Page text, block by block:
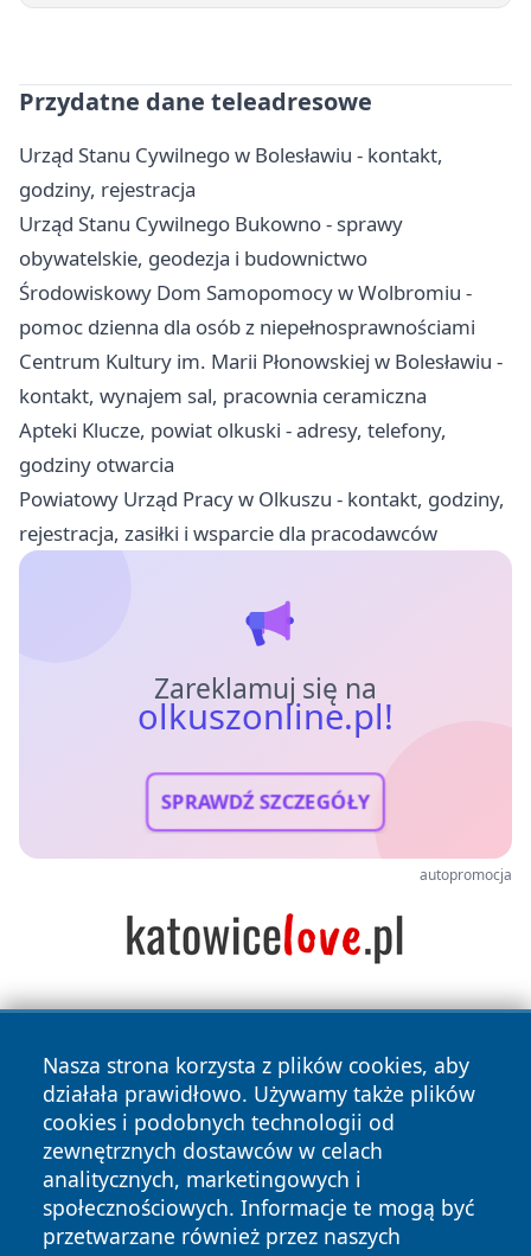
Przydatne dane teleadresowe
Urząd Stanu Cywilnego w Bolesławiu - kontakt,
godziny, rejestracja
Urząd Stanu Cywilnego Bukowno - sprawy
obywatelskie, geodezja i budownictwo
Środowiskowy Dom Samopomocy w Wolbromiu -
pomoc dzienna dla osób z niepełnosprawnościami
Centrum Kultury im. Marii Płonowskiej w Bolesławiu -
kontakt, wynajem sal, pracownia ceramiczna
Apteki Klucze, powiat olkuski - adresy, telefony,
godziny otwarcia
Powiatowy Urząd Pracy w Olkuszu - kontakt, godziny,
rejestracja, zasiłki i wsparcie dla pracodawców
Zareklamuj się na
olkuszonline.pl!
SPRAWDŹ SZCZEGÓŁY
autopromocja
Nasza strona korzysta z plików cookies, aby
działała prawidłowo. Używamy także plików
cookies i podobnych technologii od
zewnętrznych dostawców w celach
analitycznych, marketingowych i
społecznościowych. Informacje te mogą być
przetwarzane również przez naszych
Copyright © 2026 olkuszonline.pl Wszystkie prawa
zastrzeżone.